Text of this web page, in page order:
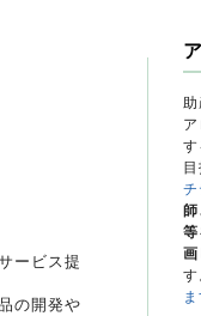
ービス提
の開発や
す
チ
画
す
ま